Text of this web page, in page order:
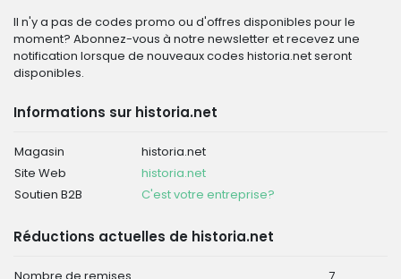
Il n'y a pas de codes promo ou d'offres disponibles pour le
moment? Abonnez-vous à notre newsletter et recevez une
notification lorsque de nouveaux codes historia.net seront
disponibles.
Informations sur historia.net
Magasin
historia.net
Site Web
historia.net
Soutien B2B
C'est votre entreprise?
Réductions actuelles de historia.net